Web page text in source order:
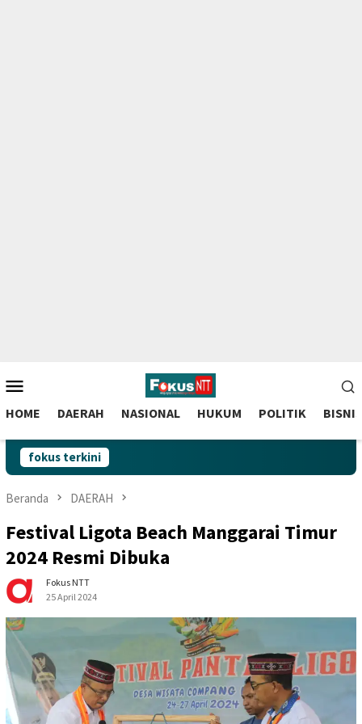
to
contentMobile
HOME DAERAH NASIONAL HUKUM POLITIK BISNIS
fokus terkini
Beranda DAERAH
Festival Ligota Beach Manggarai Timur
2024 Resmi Dibuka
Fokus NTT
25 April 2024